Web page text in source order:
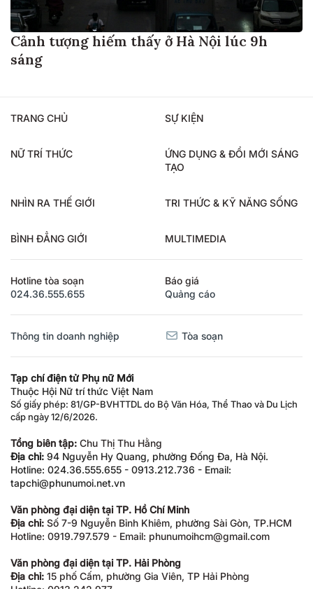
Cảnh tượng hiếm thấy ở Hà Nội lúc 9h
sáng
TRANG CHỦ SỰ KIỆN
NỮ TRÍ THỨC
ỨNG DỤNG & ĐỔI MỚI SÁNG
TẠO
NHÌN RA THẾ GIỚI TRI THỨC & KỸ NĂNG SỐNG
BÌNH ĐẲNG GIỚI MULTIMEDIA
Hotline tòa soạn
024.36.555.655
Báo giá
Quảng cáo
Thông tin doanh nghiệp Tòa soạn
Tạp chí điện tử Phụ nữ Mới
Thuộc Hội Nữ trí thức Việt Nam
Số giấy phép: 81/GP-BVHTTDL do Bộ Văn Hóa, Thể Thao và Du Lịch
cấp ngày 12/6/2026.
Tổng biên tập: Chu Thị Thu Hằng
Địa chỉ: 94 Nguyễn Hy Quang, phường Đống Đa, Hà Nội.
Hotline: 024.36.555.655 - 0913.212.736 - Email:
tapchi@phunumoi.net.vn
Văn phòng đại diện tại TP. Hồ Chí Minh
Địa chỉ: Số 7-9 Nguyễn Bỉnh Khiêm, phường Sài Gòn, TP.HCM
Hotline: 0919.797.579 - Email: phunumoihcm@gmail.com
Văn phòng đại diện tại TP. Hải Phòng
Địa chỉ: 15 phố Cấm, phường Gia Viên, TP Hải Phòng